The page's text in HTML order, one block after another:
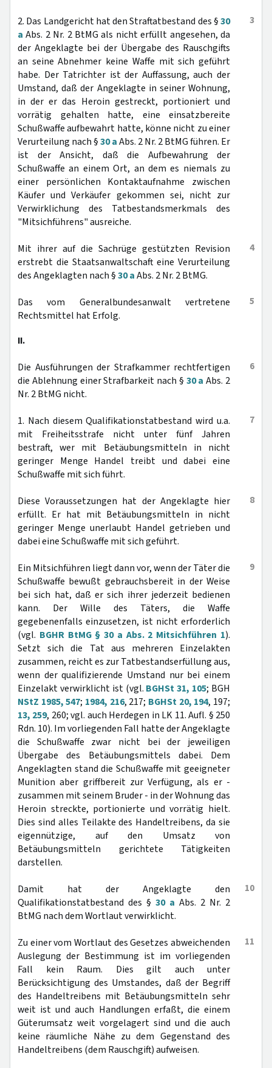
3
2. Das Landgericht hat den Straftatbestand des §30
a Abs. 2 Nr. 2 BtMG als nicht erfüllt angesehen, da
der Angeklagte bei der Übergabe des Rauschgifts
an seine Abnehmer keine Waffe mit sich geführt
habe. Der Tatrichter ist der Auffassung, auch der
Umstand, daß der Angeklagte in seiner Wohnung,
in der er das Heroin gestreckt, portioniert und
vorrätig gehalten hatte, eine einsatzbereite
Schußwaffe aufbewahrt hatte, könne nicht zu einer
Verurteilung nach §30 aAbs. 2 Nr. 2 BtMG führen. Er
ist der Ansicht, daß die Aufbewahrung der
Schußwaffe an einem Ort, an dem es niemals zu
einer persönlichen Kontaktaufnahme zwischen
Käufer und Verkäufer gekommen sei, nicht zur
Verwirklichung des Tatbestandsmerkmals des
"Mitsichführens" ausreiche.
4
Mit ihrer auf die Sachrüge gestützten Revision
erstrebt die Staatsanwaltschaft eine Verurteilung
des Angeklagten nach §30 aAbs. 2 Nr. 2 BtMG.
5
Das vom Generalbundesanwalt vertretene
Rechtsmittel hat Erfolg.
II.
6
Die Ausführungen der Strafkammer rechtfertigen
die Ablehnung einer Strafbarkeit nach § 30 a Abs. 2
Nr. 2 BtMG nicht.
7
1. Nach diesem Qualifikationstatbestand wird u.a.
mit Freiheitsstrafe nicht unter fünf Jahren
bestraft, wer mit Betäubungsmitteln in nicht
geringer Menge Handel treibt und dabei eine
Schußwaffe mit sich führt.
8
Diese Voraussetzungen hat der Angeklagte hier
erfüllt. Er hat mit Betäubungsmitteln in nicht
geringer Menge unerlaubt Handel getrieben und
dabei eine Schußwaffe mit sich geführt.
9
Ein Mitsichführen liegt dann vor, wenn der Täter die
Schußwaffe bewußt gebrauchsbereit in der Weise
bei sich hat, daß er sich ihrer jederzeit bedienen
kann. Der Wille des Täters, die Waffe
gegebenenfalls einzusetzen, ist nicht erforderlich
(vgl. BGHR BtMG § 30 a Abs. 2 Mitsichführen 1).
Setzt sich die Tat aus mehreren Einzelakten
zusammen, reicht es zur Tatbestandserfüllung aus,
wenn der qualifizierende Umstand nur bei einem
Einzelakt verwirklicht ist (vgl. BGHSt 31, 105; BGH
NStZ 1985, 547; 1984, 216, 217; BGHSt 20, 194, 197;
13, 259, 260; vgl. auch Herdegen in LK 11. Aufl. § 250
Rdn. 10). Im vorliegenden Fall hatte der Angeklagte
die Schußwaffe zwar nicht bei der jeweiligen
Übergabe des Betäubungsmittels dabei. Dem
Angeklagten stand die Schußwaffe mit geeigneter
Munition aber griffbereit zur Verfügung, als er -
zusammen mit seinem Bruder - in der Wohnung das
Heroin streckte, portionierte und vorrätig hielt.
Dies sind alles Teilakte des Handeltreibens, da sie
eigennützige, auf den Umsatz von
Betäubungsmitteln gerichtete Tätigkeiten
darstellen.
10
Damit hat der Angeklagte den
Qualifikationstatbestand des § 30 a Abs. 2 Nr. 2
BtMG nach dem Wortlaut verwirklicht.
11
Zu einer vom Wortlaut des Gesetzes abweichenden
Auslegung der Bestimmung ist im vorliegenden
Fall kein Raum. Dies gilt auch unter
Berücksichtigung des Umstandes, daß der Begriff
des Handeltreibens mit Betäubungsmitteln sehr
weit ist und auch Handlungen erfaßt, die einem
Güterumsatz weit vorgelagert sind und die auch
keine räumliche Nähe zu dem Gegenstand des
Handeltreibens (dem Rauschgift) aufweisen.